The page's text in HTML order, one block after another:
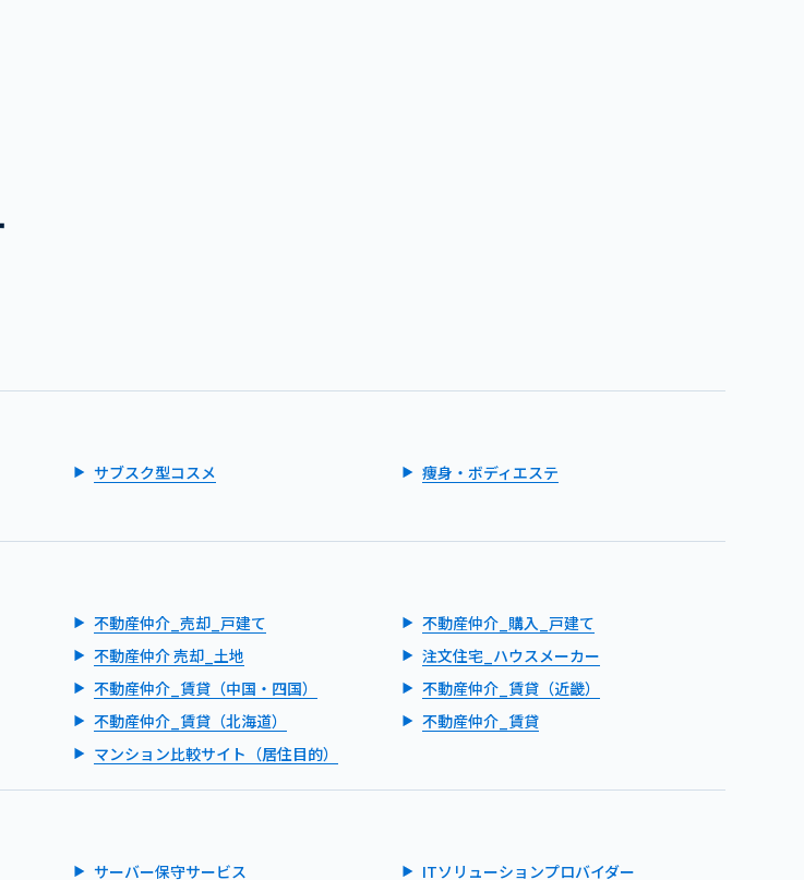
サブスク型コスメ
痩身・ボディエステ
不動産仲介_売却_戸建て
不動産仲介_購入_戸建て
不動産仲介 売却_土地
注文住宅_ハウスメーカー
不動産仲介_賃貸（中国・四国）
不動産仲介_賃貸（近畿）
不動産仲介_賃貸（北海道）
不動産仲介_賃貸
マンション比較サイト（居住目的）
サーバー保守サービス ITソリューションプロバイダー